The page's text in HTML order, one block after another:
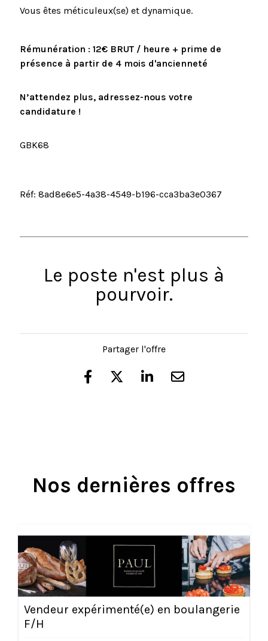
Vous êtes méticuleux(se) et dynamique.
Rémunération : 12€ BRUT / heure + prime de
présence à partir de 4 mois d'ancienneté
N’attendez plus, adressez-nous votre
candidature !
GBK68
Réf: 8ad8e6e5-4a38-4549-b196-cca3ba3e0367
Le poste n'est plus à
pourvoir.
Partager l'offre
Nos dernières offres
Vendeur expérimenté(e) en boulangerie
F/H